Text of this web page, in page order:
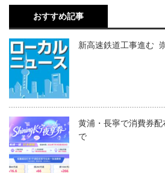
おすすめ記事
新高速鉄道工事進む
黄浦・長寧で消費券
で